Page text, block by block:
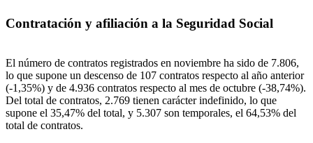
Contratación y afiliación a la Seguridad Social
El número de contratos registrados en noviembre ha sido de 7.806,
lo que supone un descenso de 107 contratos respecto al año anterior
(-1,35%) y de 4.936 contratos respecto al mes de octubre (-38,74%).
Del total de contratos, 2.769 tienen carácter indefinido, lo que
supone el 35,47% del total, y 5.307 son temporales, el 64,53% del
total de contratos.